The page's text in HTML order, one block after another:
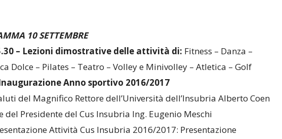
10 SETTEMBRE
– Lezioni dimostrative delle attività di: Fitness – Danza –
Dolce – Pilates – Teatro – Volley e Minivolley – Atletica – Golf
Anno sportivo 2016/2017
del Magnifico Rettore dell’Università dell’Insubria Alberto Coen
del Presidente del Cus Insubria Ing. Eugenio Meschi
Attività Cus Insubria 2016/2017: Presentazione